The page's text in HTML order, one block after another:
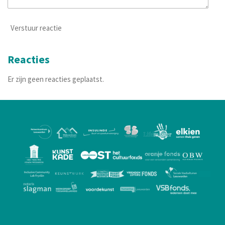
Verstuur reactie
Reacties
Er zijn geen reacties geplaatst.